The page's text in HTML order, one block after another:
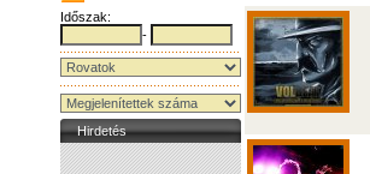
Időszak:
-
Hirdetés